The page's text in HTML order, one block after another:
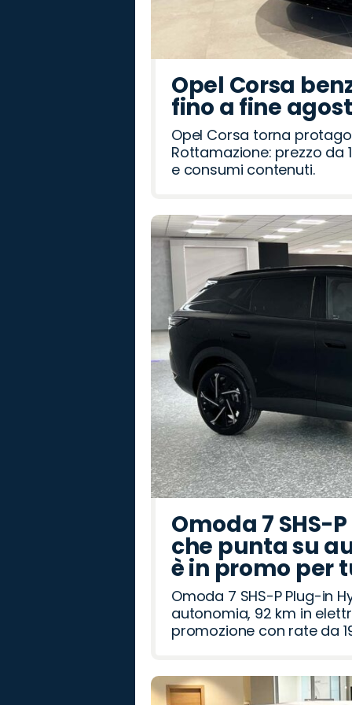
Opel Corsa
fino a fine
Opel Corsa torna
Rottamazione: prezzo da
e consumi contenuti.
Omoda 7 SHS-
che punta su
è in promo per
Omoda 7 SHS-P Plug-in
autonomia, 92 km in
promozione con rate da